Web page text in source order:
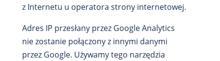
z Internetu u operatora strony internetowej.
Adres IP przesłany przez Google Analytics
nie zostanie połączony z innymi danymi
przez Google. Używamy tego narzędzia